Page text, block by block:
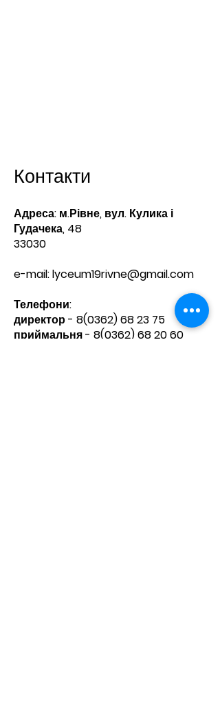
Контакти
Адреса: м.Рівне, вул. Кулика і
Гудачека, 48
33030
e-mail:lyceum19rivne@gmail.com
Телефони:​
директор - 8(0362) 68 23 75
приймальня - 8(0362) 68 20 60